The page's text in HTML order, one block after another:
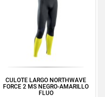
CULOTE LARGO NORTHWAVE
FORCE 2 MS NEGRO-AMARILLO
FLUO